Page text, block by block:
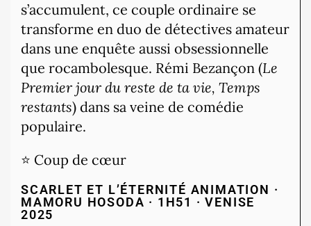
s’accumulent, ce couple ordinaire se
transforme en duo de détectives amateur
dans une enquête aussi obsessionnelle
que rocambolesque. Rémi Bezançon (Le
Premier jour du reste de ta vie, Temps
restants) dans sa veine de comédie
populaire.
⭐ Coup de cœur
SCARLET ET L’ÉTERNITÉ ANIMATION ·
MAMORU HOSODA · 1H51 · VENISE
2025